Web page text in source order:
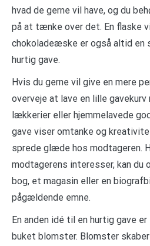
hvad de gerne vil have, og du
på at tænke over det. En flaske
chokoladeæske er også altid en
hurtig gave.
Hvis du gerne vil give en mere
overveje at lave en lille
lækkerier eller hjemmelavede
gave viser omtanke og
sprede glæde hos modtageren.
modtagerens interesser, kan du
bog, et magasin eller en
pågældende emne.
En anden idé til en hurtig gave
buket blomster. Blomster